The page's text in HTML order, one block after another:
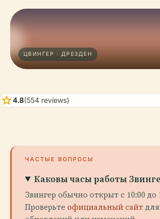
ЦВИНГЕР · ДРЕЗДЕН
star4.8(554 reviews)
ЧАСТЫЕ ВОПРОСЫ
Каковы часы работы
Звингер обычно открыт с 10:00 до
Проверьте официальный сайт